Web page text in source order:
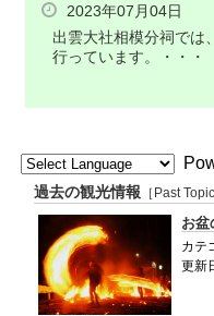
2023年07月04日
出雲大社相模分祠では
行っています。・・・
過去の観光情報 ［Past
お盆
カテ
更新